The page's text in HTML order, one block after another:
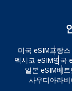
미국 eSIM프랑
멕시코 eSIM영국
일본 eSIM베트
사우디아라비